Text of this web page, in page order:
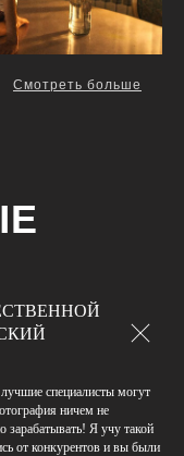
Смотреть больше
специалисты могут
ничем не
зарабатывать! Я учу такой
от конкурентов и вы были